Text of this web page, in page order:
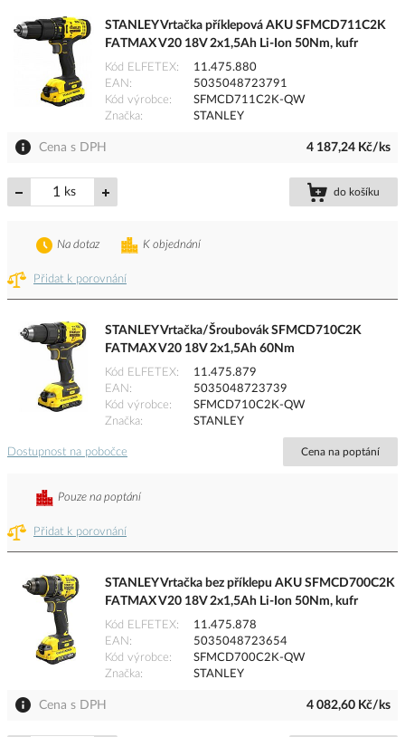
STANLEY Vrtačka příklepová AKU SFMCD711C2K
FATMAX V20 18V 2x1,5Ah Li-Ion 50Nm, kufr
Kód ELFETEX
11.475.880
EAN
5035048723791
Kód výrobce
SFMCD711C2K-QW
Značka
STANLEY
Cena s DPH 4 187,24 Kč/ks
ks do košíku
Přidat k porovnání
K objednání
Na dotaz
STANLEY Vrtačka/Šroubovák SFMCD710C2K
FATMAX V20 18V 2x1,5Ah 60Nm
Kód ELFETEX
11.475.879
EAN
5035048723739
Kód výrobce
SFMCD710C2K-QW
Značka
STANLEY
Dostupnost na pobočce Cena na poptání
Přidat k porovnání
Pouze na poptání
STANLEY Vrtačka bez příklepu AKU SFMCD700C2K
FATMAX V20 18V 2x1,5Ah Li-Ion 50Nm, kufr
Kód ELFETEX
11.475.878
EAN
5035048723654
Kód výrobce
SFMCD700C2K-QW
Značka
STANLEY
Cena s DPH 4 082,60 Kč/ks